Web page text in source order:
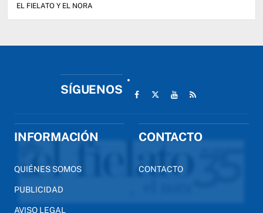
EL FIELATO Y EL NORA
SÍGUENOS
INFORMACIÓN
QUIÉNES SOMOS
PUBLICIDAD
AVISO LEGAL
CONTACTO
CONTACTO